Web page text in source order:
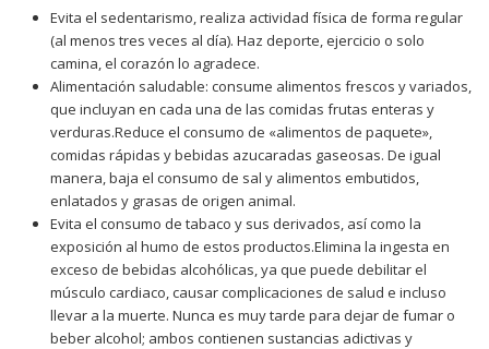
Evita el sedentarismo, realiza actividad física de forma regular
(al menos tres veces al día). Haz deporte, ejercicio o solo
camina, el corazón lo agradece.
Alimentación saludable: consume alimentos frescos y variados,
que incluyan en cada una de las comidas frutas enteras y
verduras.Reduce el consumo de «alimentos de paquete»,
comidas rápidas y bebidas azucaradas gaseosas. De igual
manera, baja el consumo de sal y alimentos embutidos,
enlatados y grasas de origen animal.
Evita el consumo de tabaco y sus derivados, así como la
exposición al humo de estos productos.Elimina la ingesta en
exceso de bebidas alcohólicas, ya que puede debilitar el
músculo cardiaco, causar complicaciones de salud e incluso
llevar a la muerte. Nunca es muy tarde para dejar de fumar o
beber alcohol; ambos contienen sustancias adictivas y